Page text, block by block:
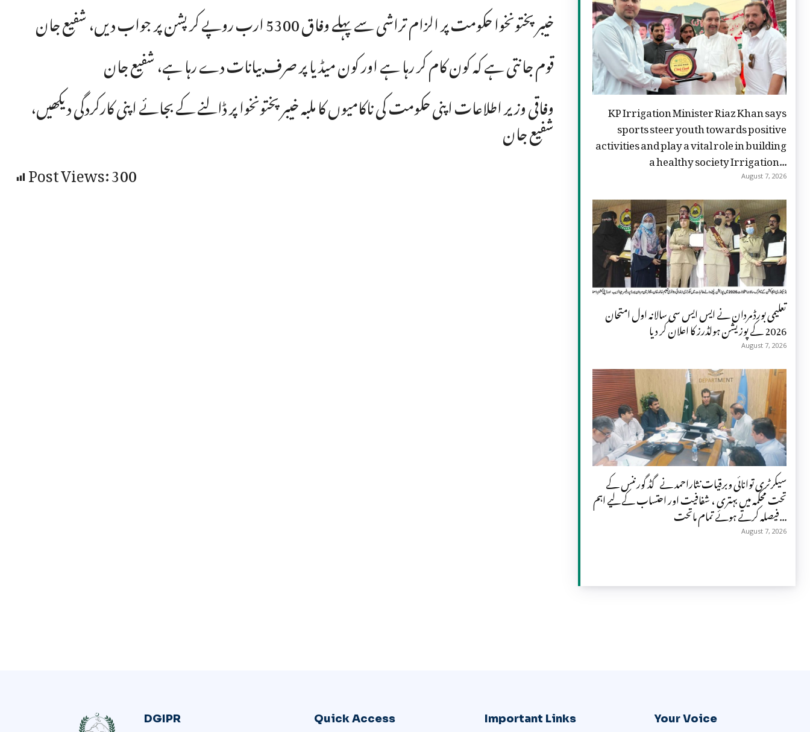
خیبرپختونخوا حکومت پر الزام تراشی سے پہلے وفاق 5300 ارب روپے کرپشن پر جواب دیں، شفیع جان
قوم جانتی ہے کہ کون کام کر رہا ہے اور کون میڈیا پر صرف بیانات دے رہا ہے، شفیع جان
وفاقی وزیر اطلاعات اپنی حکومت کی ناکامیوں کا ملبہ خیبرپختونخوا پر ڈالنے کے بجائے اپنی کارکردگی دیکھیں،
شفیع جان
Post Views:300
KP Irrigation Minister Riaz Khan says
sports steer youth towards positive
activities and play a vital role in building
a healthy society Irrigation...
August 7, 2026
تعلیمی بورڈ مردان نے ایس ایس سی سالانہ اول امتحان
2026 کے پوزیشن ہولڈرز کا اعلان کر دیا
August 7, 2026
سیکرٹری توانائی وبرقیات نثاراحمد نے گڈ گورننس کے
تحت محکمہ میں بہتری ، شفافیت اور احتساب کے لیے اہم
فیصلہ کرتے ہوئے تمام ماتحت...
August 7, 2026
DGIPR Quick Access Important Links Your Voice